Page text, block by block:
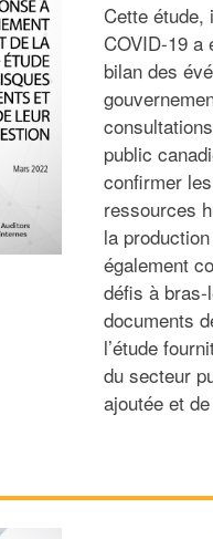
Cette étude,
COVID‑19
bilan des
public
confirmer
ressources
la
également
défis à
documents
l’étude
du secteur
ajoutée et